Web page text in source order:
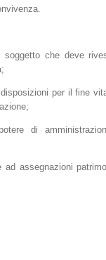
che deve
per il fine
di
assegnazioni